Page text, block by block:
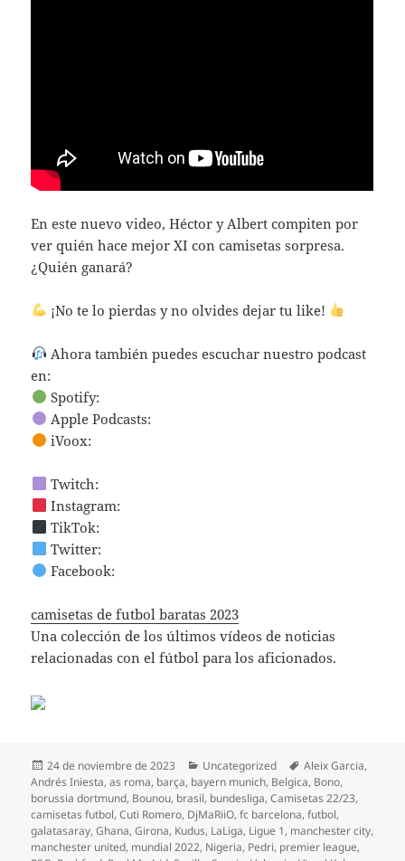
En este nuevo video, Héctor y Albert compiten por
ver quién hace mejor XI con camisetas sorpresa.
¿Quién ganará?
¡No te lo pierdas y no olvides dejar tu like!
Ahora también puedes escuchar nuestro podcast
en:
Spotify:
Apple Podcasts:
iVoox:
Twitch:
Instagram:
TikTok:
Twitter:
Facebook:
camisetas de futbol baratas 2023
Una colección de los últimos vídeos de noticias
relacionadas con el fútbol para los aficionados.
Publicado
el
24 de noviembre de 2023 Categorías
Uncategorized Etiquetas
Aleix Garcia,
Andrés Iniesta,as roma, barça, bayern munich, Belgica, Bono,
borussia dortmund, Bounou, brasil, bundesliga,Camisetas 22/23,
camisetas futbol,Cuti Romero, DjMaRiiO,fc barcelona,futbol,
galatasaray,Ghana,Girona, Kudus, LaLiga, Ligue 1, manchester city,
manchester united, mundial 2022, Nigeria, Pedri, premier league,